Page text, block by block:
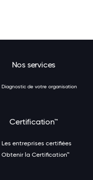
Nos services
Diagnostic de votre organisation
Certification™
Les entreprises certifiées
Obtenir la Certification™